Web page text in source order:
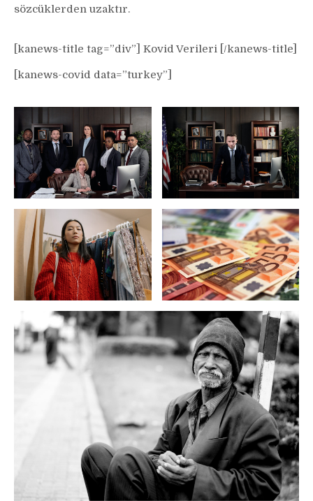
sözcüklerden uzaktır.
[kanews-title tag=”div”] Kovid Verileri [/kanews-title]
[kanews-covid data=”turkey”]